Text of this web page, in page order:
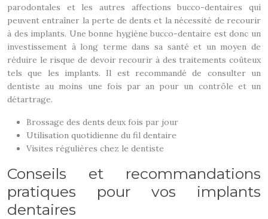
parodontales et les autres affections bucco-dentaires qui
peuvent entraîner la perte de dents et la nécessité de recourir
à des implants. Une bonne hygiène bucco-dentaire est donc un
investissement à long terme dans sa santé et un moyen de
réduire le risque de devoir recourir à des traitements coûteux
tels que les implants. Il est recommandé de consulter un
dentiste au moins une fois par an pour un contrôle et un
détartrage.
Brossage des dents deux fois par jour
Utilisation quotidienne du fil dentaire
Visites régulières chez le dentiste
Conseils et recommandations
pratiques pour vos implants
dentaires